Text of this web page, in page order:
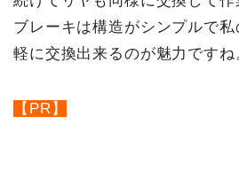
ブレーキは構造がシンプルで
軽に交換出来るのが魅力ですね
【PR】